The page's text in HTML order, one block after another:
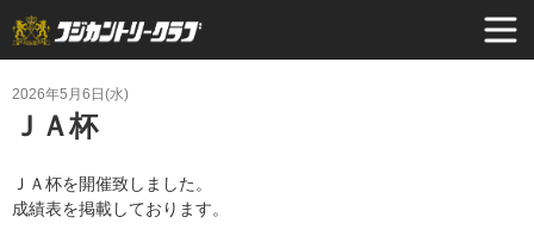
2026年5月6日(水)
ＪＡ杯
ＪＡ杯を開催致しました。
成績表を掲載しております。